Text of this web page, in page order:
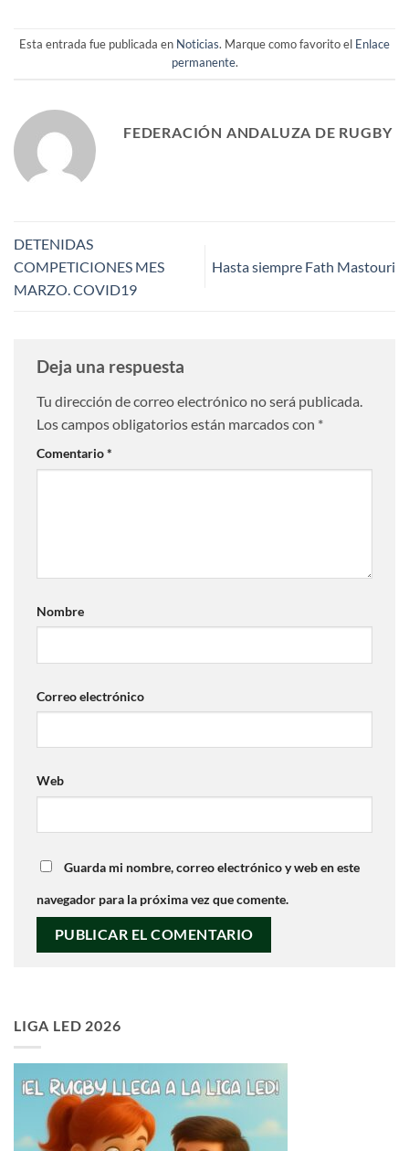
Esta entrada fue publicada en Noticias. Marque como favorito el Enlace
permanente.
FEDERACIÓN ANDALUZA DE RUGBY
DETENIDAS
COMPETICIONES MES
MARZO. COVID19
Hasta siempre Fath Mastouri
Deja una respuesta
Tu dirección de correo electrónico no será publicada.
Los campos obligatorios están marcados con *
Comentario*
Nombre
Correo electrónico
Web
Guarda mi nombre, correo electrónico y web en este
navegador para la próxima vez que comente.
LIGA LED 2026